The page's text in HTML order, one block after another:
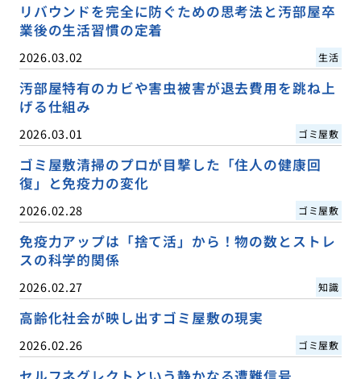
リバウンドを完全に防ぐための思考法と汚部屋卒
業後の生活習慣の定着
2026.03.02 生活
汚部屋特有のカビや害虫被害が退去費用を跳ね上
げる仕組み
2026.03.01 ゴミ屋敷
ゴミ屋敷清掃のプロが目撃した「住人の健康回
復」と免疫力の変化
2026.02.28 ゴミ屋敷
免疫力アップは「捨て活」から！物の数とストレ
スの科学的関係
2026.02.27 知識
高齢化社会が映し出すゴミ屋敷の現実
2026.02.26 ゴミ屋敷